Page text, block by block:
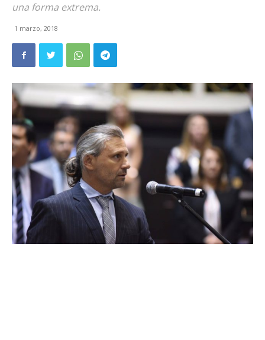
una forma extrema.
1 marzo, 2018